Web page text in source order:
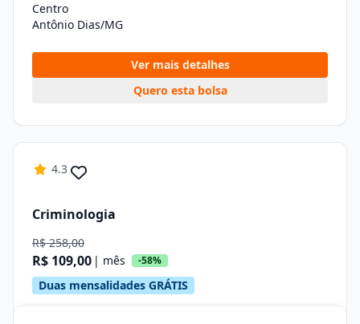
Centro
Antônio Dias/MG
Ver mais detalhes
Quero esta bolsa
4.3
Criminologia
R$ 258,00
R$ 109,00 | mês -58%
Duas mensalidades GRÁTIS